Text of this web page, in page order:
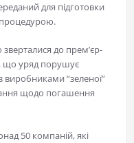
для підготовки
зверталися до прем’єр-
що уряд порушує
“зеленої”
щодо погашення
50 компаній, які